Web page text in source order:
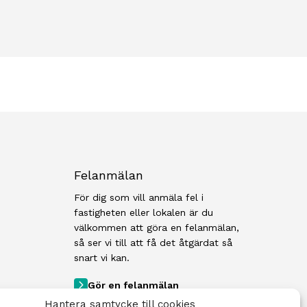
Hantera samtycke till cookies
Felanmälan
För dig som vill anmäla fel i
fastigheten eller lokalen är du
välkommen att göra en felanmälan,
så ser vi till att få det åtgärdat så
snart vi kan.
Gör en felanmälan